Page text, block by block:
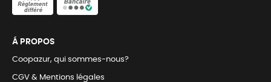
Á PROPOS
Coopazur, qui sommes-nous?
CGV & Mentions légales